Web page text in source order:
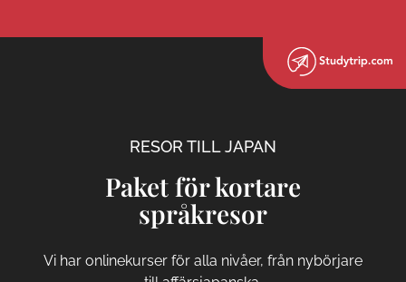
RESOR TILL JAPAN
Paket för kortare
språkresor
Vi har onlinekurser för alla nivåer, från nybörjare